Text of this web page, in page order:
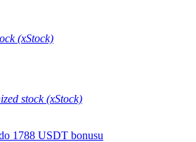
(xStock)
stock (xStock)
1788 USDT bonusu